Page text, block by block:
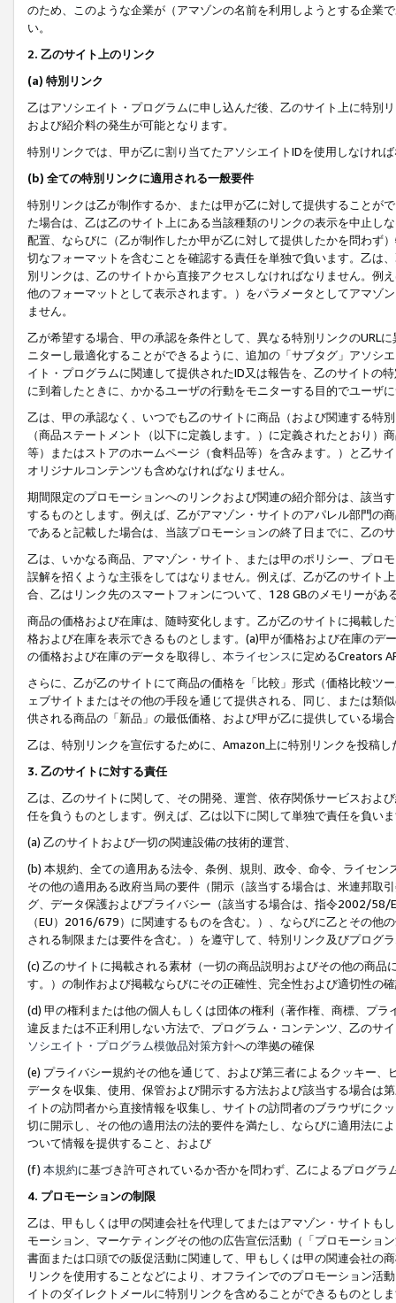
のため、このような企業が（アマゾンの名前を利用しようとする企業
い。
2. 乙のサイト上のリンク
(a) 特別リンク
乙はアソシエイト・プログラムに申し込んだ後、乙のサイト上に特別
および紹介料の発生が可能となります。
特別リンクでは、甲が乙に割り当てたアソシエイトIDを使用しなけれ
(b) 全ての特別リンクに適用される一般要件
特別リンクは乙が制作するか、または甲が乙に対して提供することが
た場合は、乙は乙のサイト上にある当該種類のリンクの表示を中止し
配置、ならびに（乙が制作したか甲が乙に対して提供したかを問わず
切なフォーマットを含むことを確認する責任を単独で負います。乙は
別リンクは、乙のサイトから直接アクセスしなければなりません。例
他のフォーマットとして表示されます。）をパラメータとしてアマゾ
ません。
乙が希望する場合、甲の承認を条件として、異なる特別リンクのURL
ニターし最適化することができるように、追加の「サブタグ」アソシ
イト・プログラムに関連して提供されたID又は報告を、乙のサイトの
に到着したときに、かかるユーザの行動をモニターする目的でユーザ
乙は、甲の承認なく、いつでも乙のサイトに商品（および関連する特
（商品ステートメント（以下に定義します。）に定義されたとおり
等）またはストアのホームページ（食料品等）を含みます。）と乙サ
オリジナルコンテンツも含めなければなりません。
期間限定のプロモーションへのリンクおよび関連の紹介部分は、該当
するものとします。例えば、乙がアマゾン・サイトのアパレル部門の
であると記載した場合は、当該プロモーションの終了日までに、乙の
乙は、いかなる商品、アマゾン・サイト、または甲のポリシー、プロ
誤解を招くような主張をしてはなりません。例えば、乙が乙のサイト
合、乙はリンク先のスマートフォンについて、128 GBのメモリーがあ
商品の価格および在庫は、随時変化します。乙が乙のサイトに掲載し
格および在庫を表示できるものとします。(a)甲が価格および在庫の
の価格および在庫のデータを取得し、 本ライセンスに定めるCreators
さらに、乙が乙のサイトにて商品の価格を「比較」形式（価格比較ツ
ェブサイトまたはその他の手段を通じて提供される、同じ、または類
供される商品の「新品」の最低価格、および甲が乙に提供している場
乙は、特別リンクを宣伝するために、Amazon上に特別リンクを投稿
3. 乙のサイトに対する責任
乙は、乙のサイトに関して、その開発、運営、依存関係サービスおよ
任を負うものとします。例えば、乙は以下に関して単独で責任を負い
(a) 乙のサイトおよび一切の関連設備の技術的運営、
(b) 本規約、全ての適用ある法令、条例、規則、政令、命令、ライセ
その他の適用ある政府当局の要件（開示（該当する場合は、米連邦取
グ、データ保護およびプライバシー（該当する場合は、指令2002/58/
（EU）2016/679）に関連するものを含む。）、ならびに乙とその他
される制限または要件を含む。）を遵守して、特別リンク及びプログ
(c) 乙のサイトに掲載される素材（一切の商品説明およびその他の商
す。）の制作および掲載ならびにその正確性、完全性および適切性の
(d) 甲の権利または他の個人もしくは団体の権利（著作権、商標、プ
違反または不正利用しない方法で、プログラム・コンテンツ、乙のサ
ソシエイト・プログラム模倣品対策方針への準拠の確保
(e) プライバシー規約その他を通じて、および第三者によるクッキー
データを収集、使用、保管および開示する方法および該当する場合は
イトの訪問者から直接情報を収集し、サイトの訪問者のブラウザにク
切に開示し、その他の適用法の法的要件を満たし、ならびに適用法に
ついて情報を提供すること、および
(f) 本規約に基づき許可されているか否かを問わず、乙によるプログ
4. プロモーションの制限
乙は、甲もしくは甲の関連会社を代理してまたはアマゾン・サイトも
モーション、マーケティングその他の広告宣伝活動（「プロモーショ
書面または口頭での販促活動に関連して、甲もしくは甲の関連会社の
リンクを使用することなどにより、オフラインでのプロモーション活
イトのダイレクトメールに特別リンクを含めることができるものとし